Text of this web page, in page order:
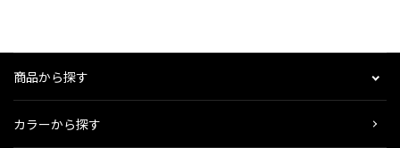
商品から探す
カラーから探す